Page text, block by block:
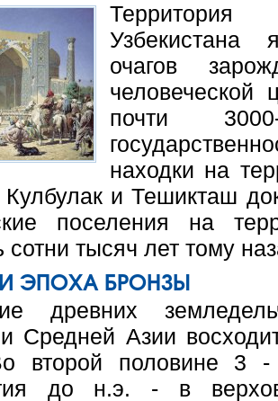
Узбекистана
очагов
человеческой
почти
находки на
Кулбулак и Тешикташ
поселения на
сотни тысяч лет тому
ЭПОХА БРОНЗЫ
древних
Средней Азии
второй половине 3 -
до н.э. - в